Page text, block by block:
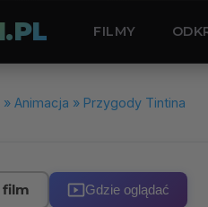
FILMY
» Animacja » Przygody Tintina
film Gdzie oglądać